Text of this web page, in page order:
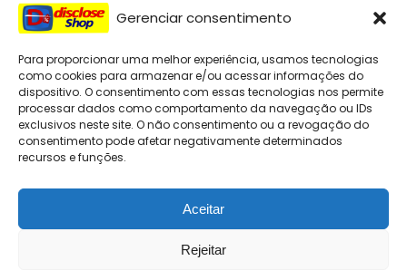
Gerenciar consentimento
Para proporcionar uma melhor experiência, usamos tecnologias
como cookies para armazenar e/ou acessar informações do
dispositivo. O consentimento com essas tecnologias nos permite
processar dados como comportamento da navegação ou IDs
exclusivos neste site. O não consentimento ou a revogação do
consentimento pode afetar negativamente determinados
recursos e funções.
Aceitar
Rejeitar
Compre melhor, compra
segura!